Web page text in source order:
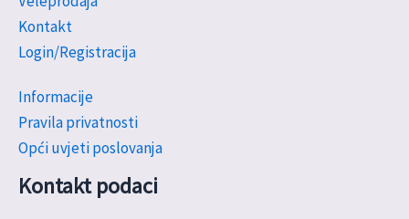
Kontakt
Login/Registracija
Informacije
Pravila privatnosti
Opći uvjeti poslovanja
Kontakt podaci